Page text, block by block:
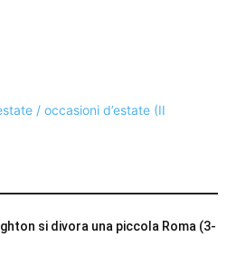
si divora una piccola Roma (3-